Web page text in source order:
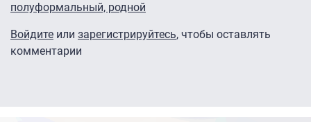
полуформальный, родной
Войдите или зарегистрируйтесь, чтобы оставлять
комментарии